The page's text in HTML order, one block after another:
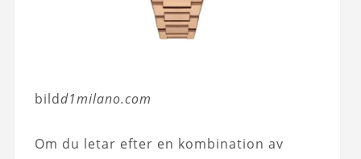
bildd1milano.com
Om du letar efter en kombination av